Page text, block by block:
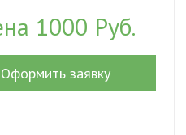
1000 Руб.
Оформить заявку